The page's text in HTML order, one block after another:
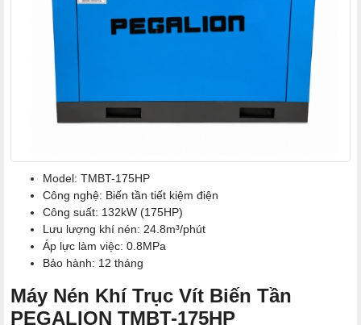
Model: TMBT-175HP
Công nghệ: Biến tần tiết kiệm điện
Công suất: 132kW (175HP)
Lưu lượng khí nén: 24.8m³/phút
Áp lực làm việc: 0.8MPa
Bảo hành: 12 tháng
Máy Nén Khí Trục Vít Biến Tần
PEGALION TMBT-175HP